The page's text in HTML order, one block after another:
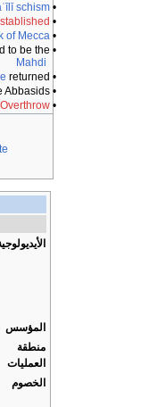
•
schism
•
•
of Mecca
•
to be the
Mahdi
•
returned
• Defeated by the Abbasids
•
Overthrow
الأيديولوجية
المؤسس
منطقة
العمليات
الخصوم